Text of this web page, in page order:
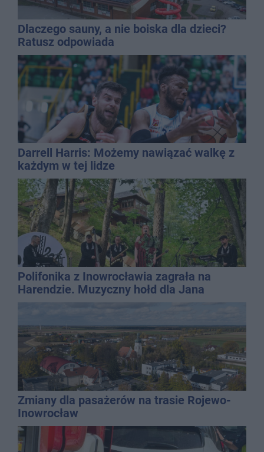
Dlaczego sauny, a nie boiska dla dzieci?
Ratusz odpowiada
Darrell Harris: Możemy nawiązać walkę z
każdym w tej lidze
Polifonika z Inowrocławia zagrała na
Harendzie. Muzyczny hołd dla Jana
Kasprowicza
Zmiany dla pasażerów na trasie Rojewo-
Inowrocław